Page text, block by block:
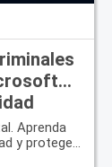
Aprenda
y protege